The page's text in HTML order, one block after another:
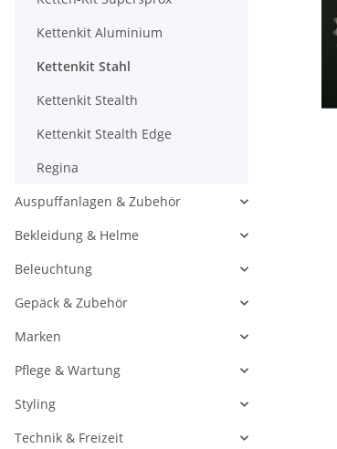
Kettenkit Aluminium
Kettenkit Stahl
Kettenkit Stealth
Kettenkit Stealth Edge
Regina
Auspuffanlagen & Zubehör
Bekleidung & Helme
Beleuchtung
Gepäck & Zubehör
Marken
Pflege & Wartung
Styling
Technik & Freizeit